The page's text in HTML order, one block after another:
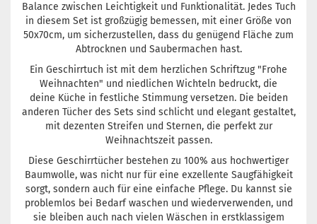
Balance zwischen Leichtigkeit und Funktionalität. Jedes Tuch
in diesem Set ist großzügig bemessen, mit einer Größe von
50x70cm, um sicherzustellen, dass du genügend Fläche zum
Abtrocknen und Saubermachen hast.
Ein Geschirrtuch ist mit dem herzlichen Schriftzug "Frohe
Weihnachten" und niedlichen Wichteln bedruckt, die
deine Küche in festliche Stimmung versetzen. Die beiden
anderen Tücher des Sets sind schlicht und elegant gestaltet,
mit dezenten Streifen und Sternen, die perfekt zur
Weihnachtszeit passen.
Diese Geschirrtücher bestehen zu 100% aus hochwertiger
Baumwolle, was nicht nur für eine exzellente Saugfähigkeit
sorgt, sondern auch für eine einfache Pflege. Du kannst sie
problemlos bei Bedarf waschen und wiederverwenden, und
sie bleiben auch nach vielen Wäschen in erstklassigem